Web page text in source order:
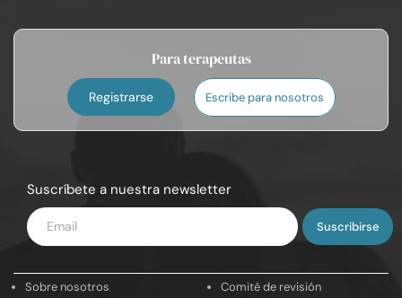
Para terapeutas
Registrarse Escribe para nosotros
Suscríbete a nuestra newsletter
Introduce
tu
Sobre nosotros Comité de revisión